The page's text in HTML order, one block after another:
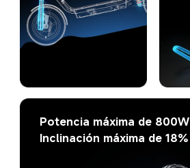
Potencia máxima de 800W
Inclinación máxima de 18%